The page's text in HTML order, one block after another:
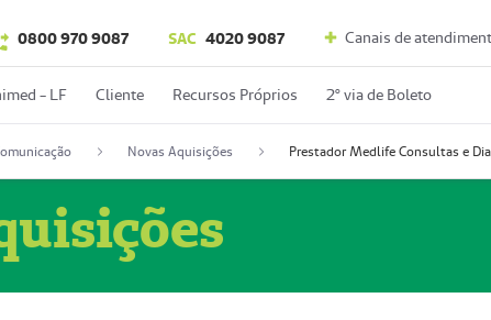
0800 970 9087 SAC 4020 9087 Canais de
- LF Cliente Recursos Próprios 2º via de Boleto
Novas Aquisições